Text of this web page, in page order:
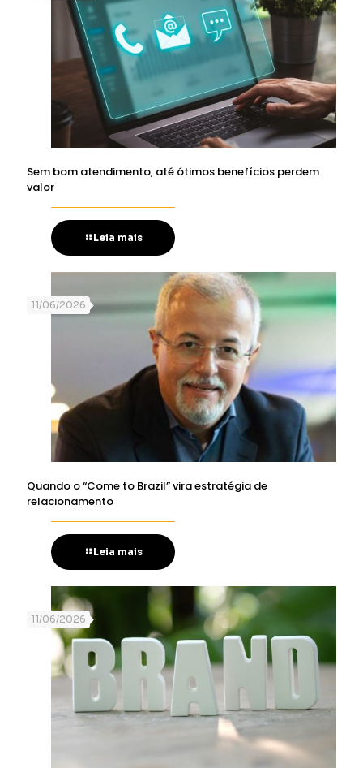
Sem bom atendimento, até ótimos benefícios perdem
valor
Leia mais
11/06/2026
Quando o “Come to Brazil” vira estratégia de
relacionamento
Leia mais
11/06/2026